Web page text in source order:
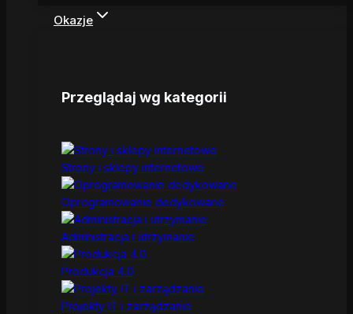
Okazje
Przeglądaj wg kategorii
Strony i sklepy internetowe
Oprogramowanie dedykowane
Administracja i utrzymanie
Produkcja 4.0
Projekty IT i zarządzanie